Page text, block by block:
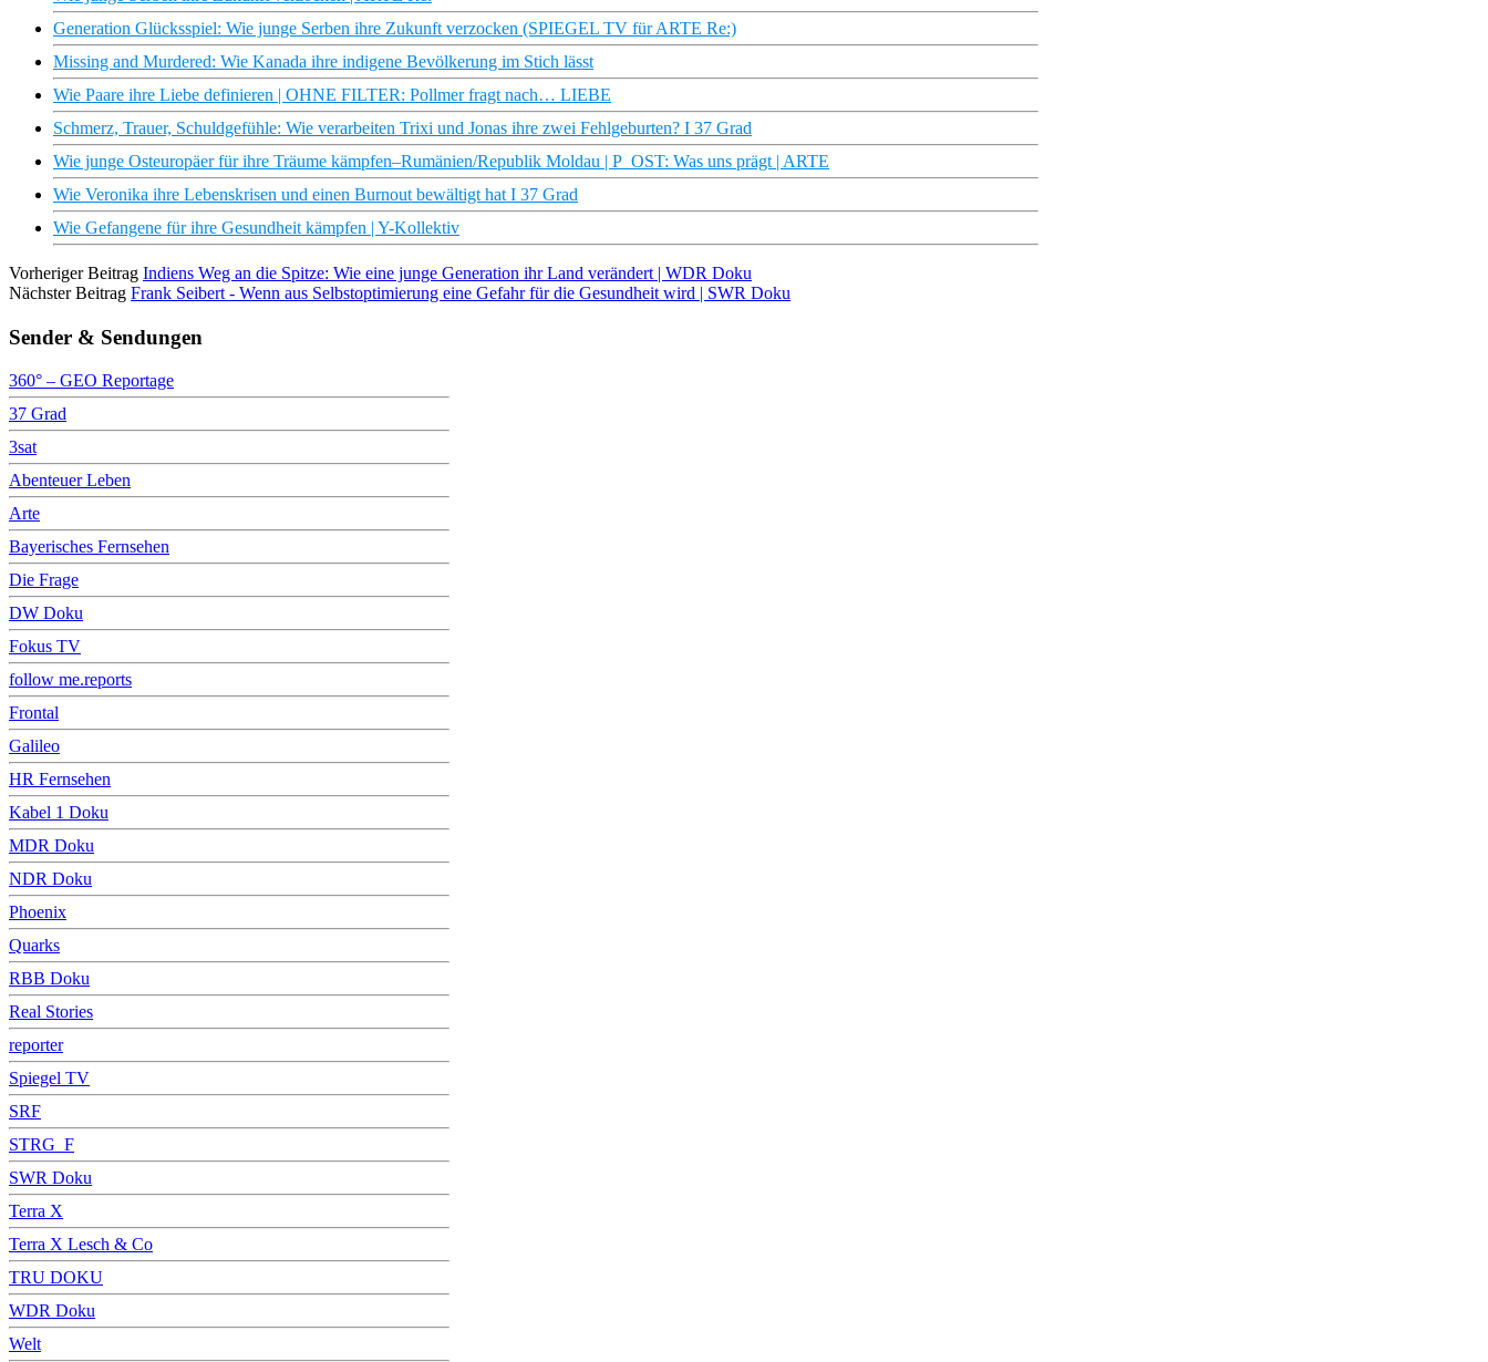
Generation Glücksspiel: Wie junge Serben ihre Zukunft verzocken (SPIEGEL TV für ARTE Re:)
Missing and Murdered: Wie Kanada ihre indigene Bevölkerung im Stich lässt
Wie Paare ihre Liebe definieren | OHNE FILTER: Pollmer fragt nach… LIEBE
Schmerz, Trauer, Schuldgefühle: Wie verarbeiten Trixi und Jonas ihre zwei Fehlgeburten? I 37 Grad
Wie junge Osteuropäer für ihre Träume kämpfen–Rumänien/Republik Moldau | P_OST: Was uns prägt | ARTE
Wie Veronika ihre Lebenskrisen und einen Burnout bewältigt hat I 37 Grad
Wie Gefangene für ihre Gesundheit kämpfen | Y-Kollektiv
Vorheriger Beitrag Indiens Weg an die Spitze: Wie eine junge Generation ihr Land verändert | WDR Doku
Nächster Beitrag Frank Seibert - Wenn aus Selbstoptimierung eine Gefahr für die Gesundheit wird | SWR Doku
Sender & Sendungen
360° – GEO Reportage
37 Grad
3sat
Abenteuer Leben
Arte
Bayerisches Fernsehen
Die Frage
DW Doku
Fokus TV
follow me.reports
Frontal
Galileo
HR Fernsehen
Kabel 1 Doku
MDR Doku
NDR Doku
Phoenix
Quarks
RBB Doku
Real Stories
reporter
Spiegel TV
SRF
STRG_F
SWR Doku
Terra X
Terra X Lesch & Co
TRU DOKU
WDR Doku
Welt